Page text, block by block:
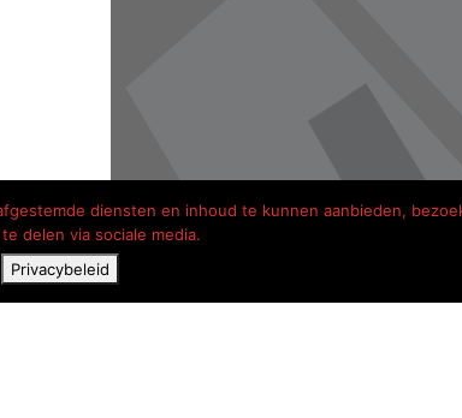
diensten en inhoud te kunnen aanbieden,
delen via sociale media.
Privacybeleid